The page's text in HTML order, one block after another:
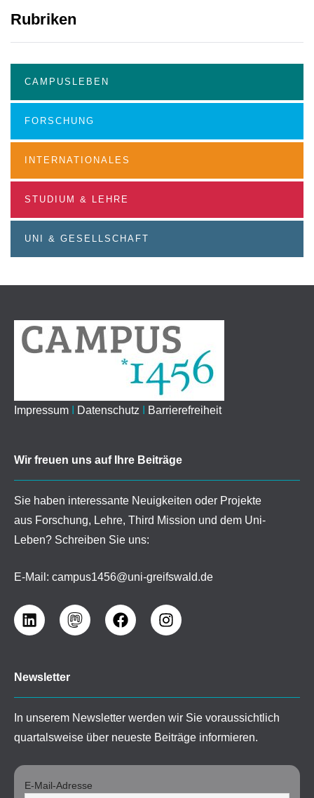
Rubriken
CAMPUSLEBEN
FORSCHUNG
INTERNATIONALES
STUDIUM & LEHRE
UNI & GESELLSCHAFT
Impressum Datenschutz Barrierefreiheit
Wir freuen uns auf Ihre Beiträge
Sie haben interessante Neuigkeiten oder Projekte
aus Forschung, Lehre, Third Mission und dem Uni-
Leben? Schreiben Sie uns:
E-Mail: campus1456@uni-greifswald.de
Newsletter
In unserem Newsletter werden wir Sie voraussichtlich
quartalsweise über neueste Beiträge informieren.
E-Mail-Adresse